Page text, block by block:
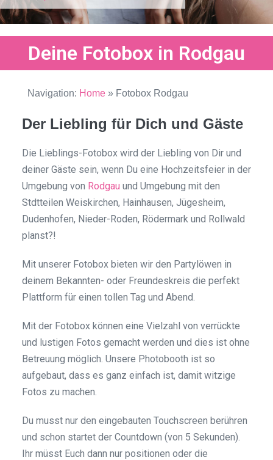
Deine Fotobox in Rodgau
Navigation: Home» Fotobox Rodgau
Der Liebling für Dich und Gäste
Die Lieblings-Fotobox wird der Liebling von Dir und
deiner Gäste sein, wenn Du eine Hochzeitsfeier in der
Umgebung von Rodgau und Umgebung mit den
Stdtteilen Weiskirchen, Hainhausen, Jügesheim,
Dudenhofen, Nieder-Roden, Rödermark und Rollwald
planst?!
Mit unserer Fotobox bieten wir den Partylöwen in
deinem Bekannten- oder Freundeskreis die perfekt
Plattform für einen tollen Tag und Abend.
Mit der Fotobox können eine Vielzahl von verrückte
und lustigen Fotos gemacht werden und dies ist ohne
Betreuung möglich. Unsere Photobooth ist so
aufgebaut, dass es ganz einfach ist, damit witzige
Fotos zu machen.
Du musst nur den eingebauten Touchscreen berühren
und schon startet der Countdown (von 5 Sekunden).
Ihr müsst Euch dann nur positionen oder die